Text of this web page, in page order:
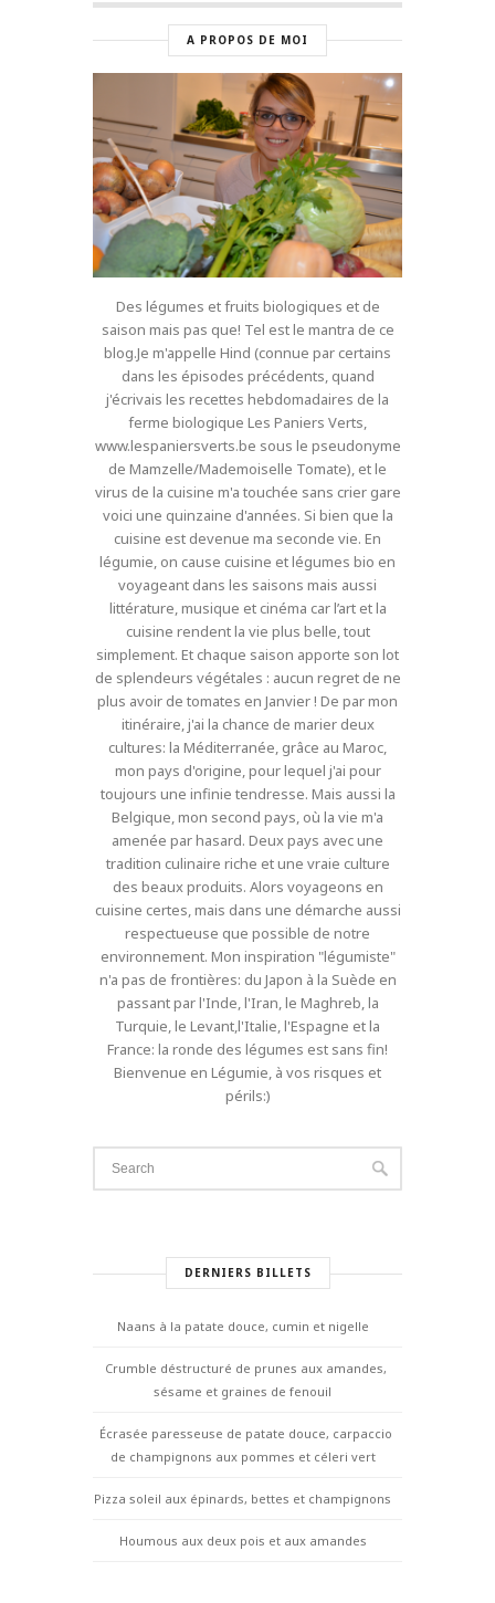
A PROPOS DE MOI
Des légumes et fruits biologiques et de
saison mais pas que! Tel est le mantra de ce
blog.Je m'appelle Hind (connue par certains
dans les épisodes précédents, quand
j'écrivais les recettes hebdomadaires de la
ferme biologique Les Paniers Verts,
www.lespaniersverts.be sous le pseudonyme
de Mamzelle/Mademoiselle Tomate), et le
virus de la cuisine m'a touchée sans crier gare
voici une quinzaine d'années. Si bien que la
cuisine est devenue ma seconde vie. En
légumie, on cause cuisine et légumes bio en
voyageant dans les saisons mais aussi
littérature, musique et cinéma car l’art et la
cuisine rendent la vie plus belle, tout
simplement. Et chaque saison apporte son lot
de splendeurs végétales : aucun regret de ne
plus avoir de tomates en Janvier ! De par mon
itinéraire, j'ai la chance de marier deux
cultures: la Méditerranée, grâce au Maroc,
mon pays d'origine, pour lequel j'ai pour
toujours une infinie tendresse. Mais aussi la
Belgique, mon second pays, où la vie m'a
amenée par hasard. Deux pays avec une
tradition culinaire riche et une vraie culture
des beaux produits. Alors voyageons en
cuisine certes, mais dans une démarche aussi
respectueuse que possible de notre
environnement. Mon inspiration "légumiste"
n'a pas de frontières: du Japon à la Suède en
passant par l'Inde, l'Iran, le Maghreb, la
Turquie, le Levant,l'Italie, l'Espagne et la
France: la ronde des légumes est sans fin!
Bienvenue en Légumie, à vos risques et
périls:)
DERNIERS BILLETS
Naans à la patate douce, cumin et nigelle
Crumble déstructuré de prunes aux amandes,
sésame et graines de fenouil
Écrasée paresseuse de patate douce, carpaccio
de champignons aux pommes et céleri vert
Pizza soleil aux épinards, bettes et champignons
Houmous aux deux pois et aux amandes